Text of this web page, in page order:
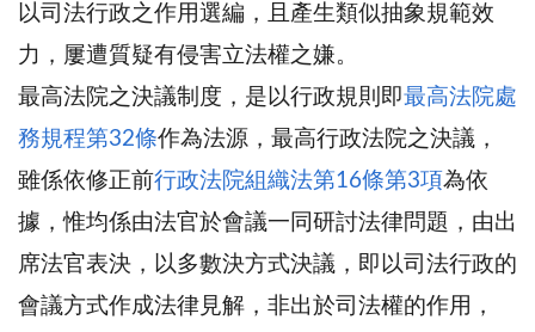
以司法行政之作用選編，且產生類似抽象規範效
力，屢遭質疑有侵害立法權之嫌。
最高法院之決議制度，是以行政規則即最高法院處
務規程第32條作為法源，最高行政法院之決議，
雖係依修正前行政法院組織法第16條第3項為依
據，惟均係由法官於會議一同研討法律問題，由出
席法官表決，以多數決方式決議，即以司法行政的
會議方式作成法律見解，非出於司法權的作用，